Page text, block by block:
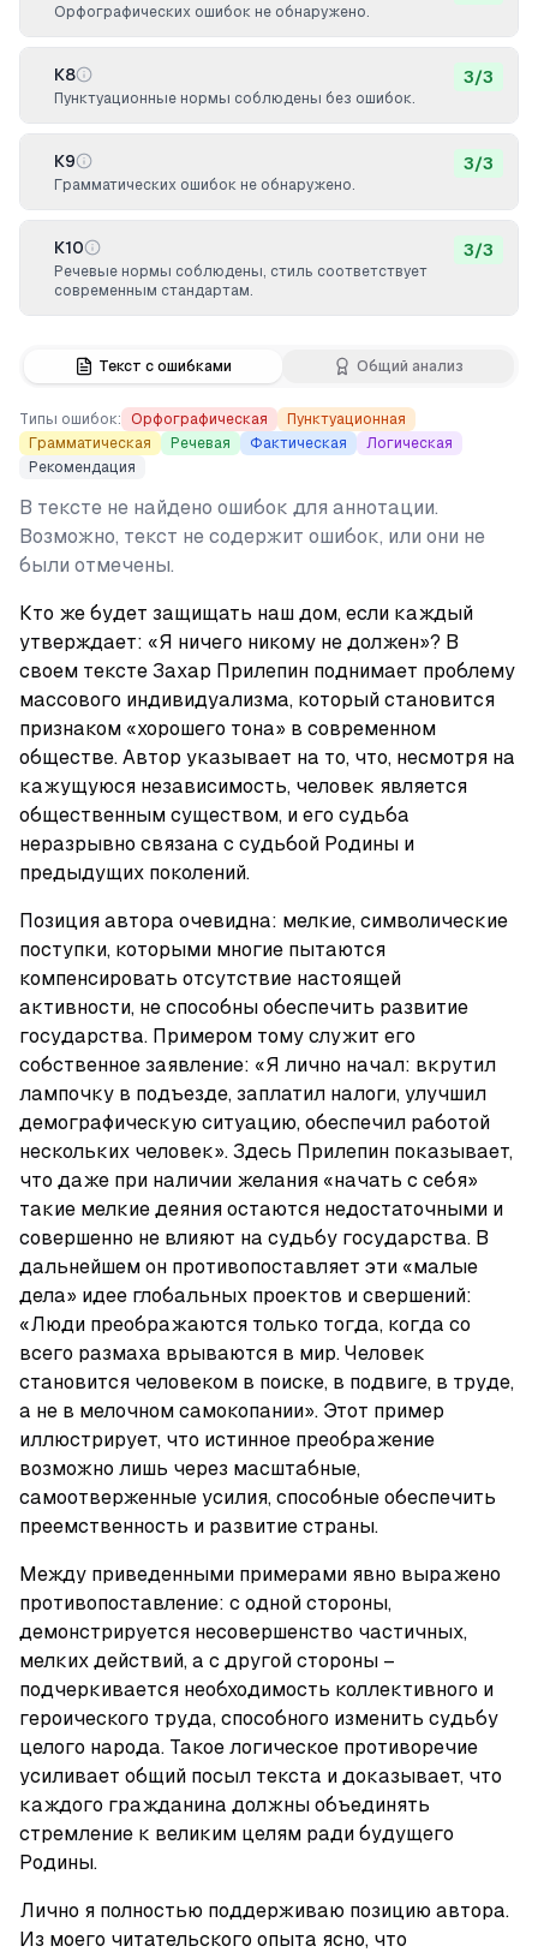
Текст с ошибками Общий анализ
Типы ошибок: Орфографическая
Пунктуационная
Грамматическая
Речевая Фактическая
Логическая
Рекомендация
В тексте не найдено ошибок для аннотации.
Возможно, текст не содержит ошибок, или они не
были отмечены.
Кто же будет защищать наш дом, если каждый
утверждает: «Я ничего никому не должен»? В
своем тексте Захар Прилепин поднимает проблему
массового индивидуализма, который становится
признаком «хорошего тона» в современном
обществе. Автор указывает на то, что, несмотря на
кажущуюся независимость, человек является
общественным существом, и его судьба
неразрывно связана с судьбой Родины и
предыдущих поколений.
Позиция автора очевидна: мелкие, символические
поступки, которыми многие пытаются
компенсировать отсутствие настоящей
активности, не способны обеспечить развитие
государства. Примером тому служит его
собственное заявление: «Я лично начал: вкрутил
лампочку в подъезде, заплатил налоги, улучшил
демографическую ситуацию, обеспечил работой
нескольких человек». Здесь Прилепин показывает,
что даже при наличии желания «начать с себя»
такие мелкие деяния остаются недостаточными и
совершенно не влияют на судьбу государства. В
дальнейшем он противопоставляет эти «малые
дела» идее глобальных проектов и свершений:
«Люди преображаются только тогда, когда со
всего размаха врываются в мир. Человек
становится человеком в поиске, в подвиге, в труде,
а не в мелочном самокопании». Этот пример
иллюстрирует, что истинное преображение
возможно лишь через масштабные,
самоотверженные усилия, способные обеспечить
преемственность и развитие страны.
Между приведенными примерами явно выражено
противопоставление: с одной стороны,
демонстрируется несовершенство частичных,
мелких действий, а с другой стороны –
подчеркивается необходимость коллективного и
героического труда, способного изменить судьбу
целого народа. Такое логическое противоречие
усиливает общий посыл текста и доказывает, что
каждого гражданина должны объединять
стремление к великим целям ради будущего
Родины.
Лично я полностью поддерживаю позицию автора.
Из моего читательского опыта ясно, что
Орфографических ошибок не обнаружено.
К8
Пунктуационные нормы соблюдены без ошибок.
3/3
К9
Грамматических ошибок не обнаружено.
3/3
К10
Речевые нормы соблюдены, стиль соответствует
современным стандартам.
3/3